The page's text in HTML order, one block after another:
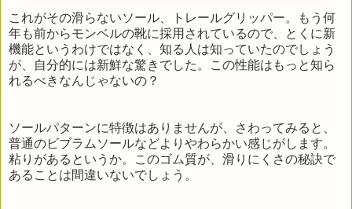
これがその滑らないソール、トレールグリッパー。もう何
年も前からモンベルの靴に採用されているので、とくに新
機能というわけではなく、知る人は知っていたのでしょう
が、自分的には新鮮な驚きでした。この性能はもっと知ら
れるべきなんじゃないの？
ソールパターンに特徴はありませんが、さわってみると、
普通のビブラムソールなどよりやわらかい感じがします。
粘りがあるというか。このゴム質が、滑りにくさの秘訣で
あることは間違いないでしょう。